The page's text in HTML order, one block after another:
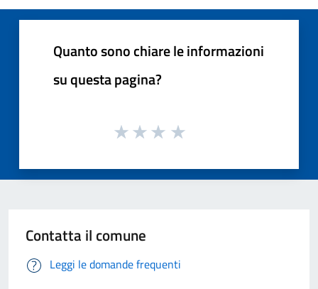
Quanto sono chiare le informazioni
su questa pagina?
Contatta il comune
Leggi le domande frequenti